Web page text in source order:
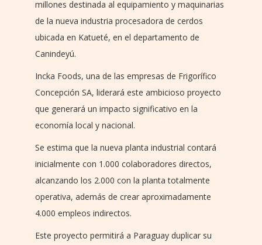
millones destinada al equipamiento y maquinarias
de la nueva industria procesadora de cerdos
ubicada en Katueté, en el departamento de
Canindeyú.
Incka Foods, una de las empresas de Frigorífico
Concepción SA, liderará este ambicioso proyecto
que generará un impacto significativo en la
economía local y nacional.
Se estima que la nueva planta industrial contará
inicialmente con 1.000 colaboradores directos,
alcanzando los 2.000 con la planta totalmente
operativa, además de crear aproximadamente
4.000 empleos indirectos.
Este proyecto permitirá a Paraguay duplicar su